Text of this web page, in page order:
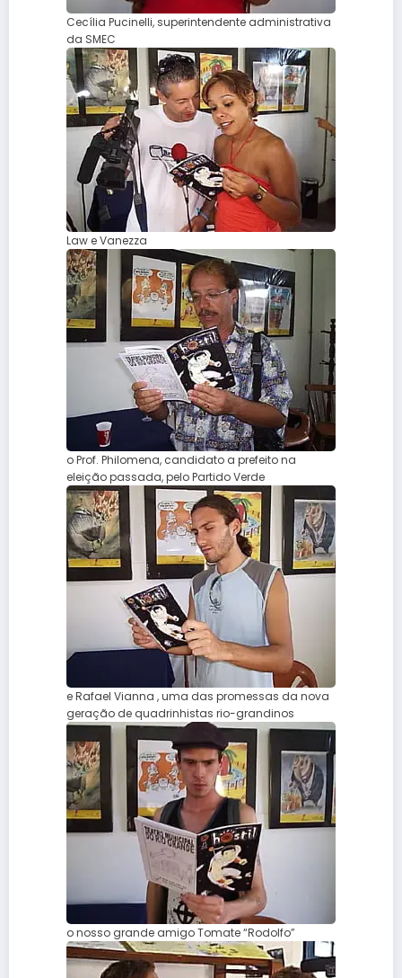
Cecília Pucinelli, superintendente administrativa
da SMEC
Law e Vanezza
o Prof. Philomena, candidato a prefeito na
eleição passada, pelo Partido Verde
e Rafael Vianna , uma das promessas da nova
geração de quadrinhistas rio-grandinos
o nosso grande amigo Tomate “Rodolfo”